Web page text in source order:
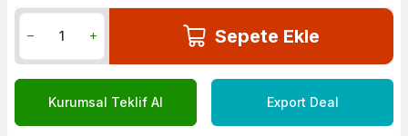
Sepete Ekle
Kurumsal Teklif Al Export Deal